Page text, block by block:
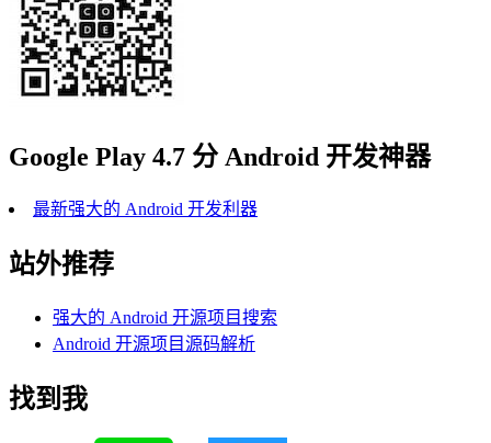
Google Play 4.7 分 Android 开发神器
最新强大的 Android 开发利器
站外推荐
强大的 Android 开源项目搜索
Android 开源项目源码解析
找到我